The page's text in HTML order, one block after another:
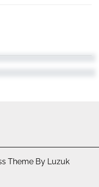
Theme By Luzuk